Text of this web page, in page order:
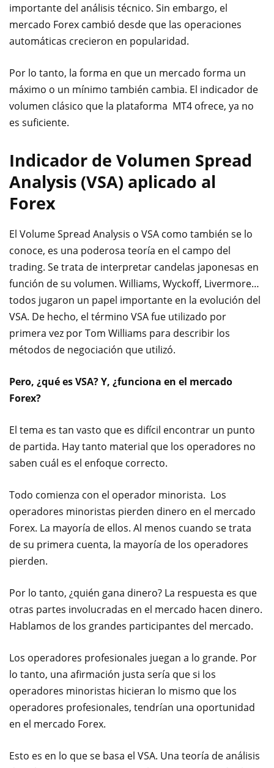
importante del análisis técnico. Sin embargo, el
mercado Forex cambió desde que las operaciones
automáticas crecieron en popularidad.
Por lo tanto, la forma en que un mercado forma un
máximo o un mínimo también cambia. El indicador de
volumen clásico que la plataforma MT4 ofrece, ya no
es suficiente.
Indicador de Volumen Spread
Analysis (VSA) aplicado al
Forex
El Volume Spread Analysis o VSA como también se lo
conoce, es una poderosa teoría en el campo del
trading. Se trata de interpretar candelas japonesas en
función de su volumen. Williams, Wyckoff, Livermore…
todos jugaron un papel importante en la evolución del
VSA. De hecho, el término VSA fue utilizado por
primera vez por Tom Williams para describir los
métodos de negociación que utilizó.
Pero, ¿qué es VSA? Y, ¿funciona en el mercado
Forex?
El tema es tan vasto que es difícil encontrar un punto
de partida. Hay tanto material que los operadores no
saben cuál es el enfoque correcto.
Todo comienza con el operador minorista. Los
operadores minoristas pierden dinero en el mercado
Forex. La mayoría de ellos. Al menos cuando se trata
de su primera cuenta, la mayoría de los operadores
pierden.
Por lo tanto, ¿quién gana dinero? La respuesta es que
otras partes involucradas en el mercado hacen dinero.
Hablamos de los grandes participantes del mercado.
Los operadores profesionales juegan a lo grande. Por
lo tanto, una afirmación justa sería que si los
operadores minoristas hicieran lo mismo que los
operadores profesionales, tendrían una oportunidad
en el mercado Forex.
Esto es en lo que se basa el VSA. Una teoría de análisis